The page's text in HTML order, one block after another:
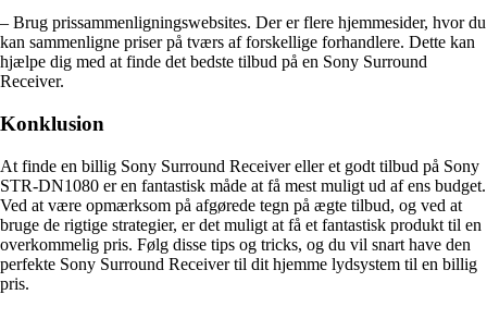
– Brug prissammenligningswebsites. Der er flere hjemmesider, hvor du
kan sammenligne priser på tværs af forskellige forhandlere. Dette kan
hjælpe dig med at finde det bedste tilbud på en Sony Surround
Receiver.
Konklusion
At finde en billig Sony Surround Receiver eller et godt tilbud på Sony
STR-DN1080 er en fantastisk måde at få mest muligt ud af ens budget.
Ved at være opmærksom på afgørede tegn på ægte tilbud, og ved at
bruge de rigtige strategier, er det muligt at få et fantastisk produkt til en
overkommelig pris. Følg disse tips og tricks, og du vil snart have den
perfekte Sony Surround Receiver til dit hjemme lydsystem til en billig
pris.